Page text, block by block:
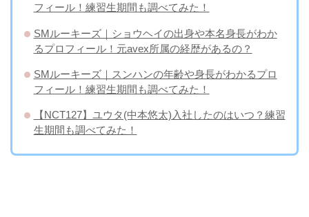
フィール！練習生期間も調べてみた！
SMルーキーズ｜ショウヘイの出身や本名身長がわか
るプロフィール！元avex所属の経歴があるの？
SMルーキーズ｜スンハンの年齢や身長がわかるプロ
フィール！練習生期間も調べてみた！
【NCT127】ユウタ(中本悠太)入社したのはいつ？練習
生期間も調べてみた！